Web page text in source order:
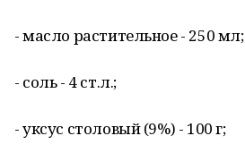
- масло растительное - 250 мл;
- соль - 4 ст.л.;
- уксус столовый (9%) - 100 г;